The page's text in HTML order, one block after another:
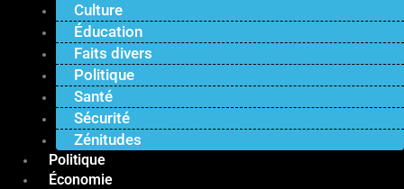
Culture
Éducation
Faits divers
Politique
Santé
Sécurité
Zénitudes
Politique
Économie